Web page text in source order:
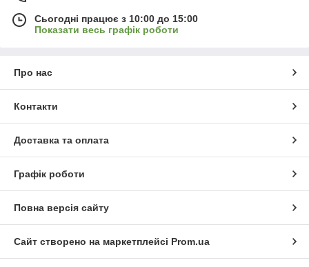
Сьогодні працює з 10:00 до 15:00
Показати весь графік роботи
Про нас
Контакти
Доставка та оплата
Графік роботи
Повна версія сайту
Сайт створено на маркетплейсі Prom.ua